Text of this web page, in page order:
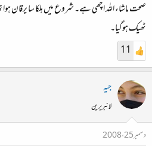
صحت ماشاء اللہ اچھی ہے۔ شروع میں ہلکا سا یرقان
ٹھیک ہوگیا۔
11
جیہ
لائبریرین
دسمبر 25، 2008